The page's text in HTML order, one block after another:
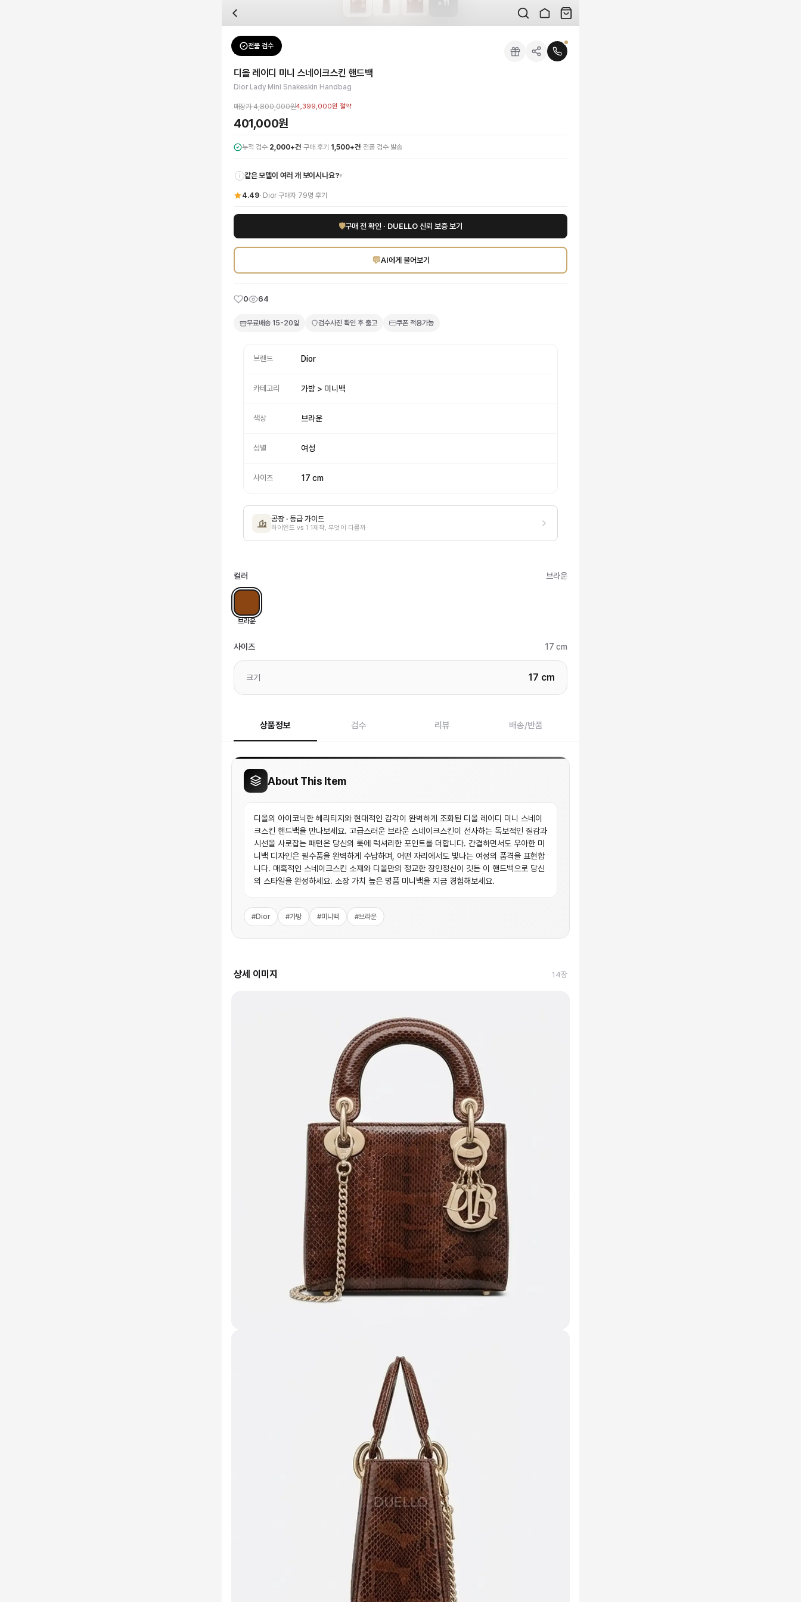
전문 스태프가 실물 상품을 직접 확인한 후 검수 사진을 제공합니다. 가죽 재질, 로고 각인, 스티치 간격, 하드웨어 색상, 내부 마감을 확인하며, 상품당 평균 4~8장의 검수 사진을 받아보실 수 있습니다.
수령 후 7일 이내 신청하시면 상품 하자, 사이즈 불일치, 고객 변심 모두 교환·반품이 가능합니다. 고객 변심 시 반품 배송비는 고객 부담이며, 상품 하자 시에는 무료입니다.
네, 쿠폰과 적립금을 결제 시 함께 사용하실 수 있습니다. 적립금은 1,000원 이상부터 사용 가능합니다.
디올의 아이코닉한 헤리티지와 현대적인 감각이 완벽하게 조화된 디올 레이디 미니 스네이크스킨 핸드백을 만나보세요. 고급스러운 브라운 스네이크스킨이 선사하는 독보적인 질감과 시선을 사로잡는 패턴은 당신의 룩에 럭셔리한 포인트를 더합
을 DUELLO에서 만나보세요. 고퀄리티 하이엔드 인증 상품. 무료배송.
전품 검수
Dior 미니백
디올 레이디 미니 스네이크스킨 핸드백
Dior Lady Mini Snakeskin Handbag
매장가4,800,000원4,399,000원 절약
401,000원
누적 검수 2,000+건·구매 후기 1,500+건· 전품 검수 발송
i 같은 모델이 여러 개 보이시나요?▾
4.49· Dior 구매자 79명 후기
🛡구매 전 확인 · DUELLO 신뢰 보증 보기
💬AI에게 물어보기
0 64
무료배송 15-20일 검수사진 확인 후 출고 쿠폰 적용가능
브랜드 Dior
카테고리 가방 > 미니백
색상 브라운
성별 여성
사이즈 17 cm
공장 · 등급 가이드
하이엔드 vs 1:1제작, 무엇이 다를까
컬러 브라운
브라운
사이즈 17 cm
크기 17 cm
상품정보 검수 리뷰 배송/반품
About This Item
디올의 아이코닉한 헤리티지와 현대적인 감각이 완벽하게 조화된 디올 레이디 미니 스네이
크스킨 핸드백을 만나보세요. 고급스러운 브라운 스네이크스킨이 선사하는 독보적인 질감과
시선을 사로잡는 패턴은 당신의 룩에 럭셔리한 포인트를 더합니다. 간결하면서도 우아한 미
니백 디자인은 필수품을 완벽하게 수납하며, 어떤 자리에서도 빛나는 여성의 품격을 표현합
니다. 매혹적인 스네이크스킨 소재와 디올만의 정교한 장인정신이 깃든 이 핸드백으로 당신
의 스타일을 완성하세요. 소장 가치 높은 명품 미니백을 지금 경험해보세요.
#Dior #가방 #미니백 #브라운
상세 이미지 14장